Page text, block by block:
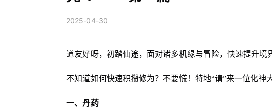
2025-04-30
道友好呀，初踏仙途，面对诸多机缘与冒险，快速提升境
不知道如何快速积攒修为？不要慌！特地“请”来一位化神
一、丹药